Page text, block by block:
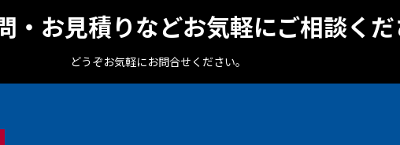
・お見積りなどお気軽にご相談くだ
どうぞお気軽にお問合せください。